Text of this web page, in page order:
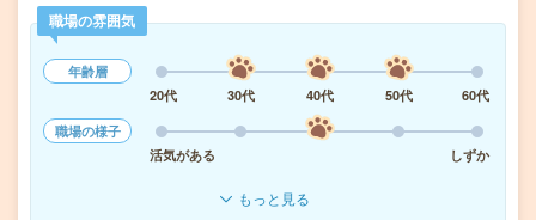
職場の雰囲気
年齢層
20代
30代 40代 50代
60代
職場の様子
活気がある
しずか
もっと見る